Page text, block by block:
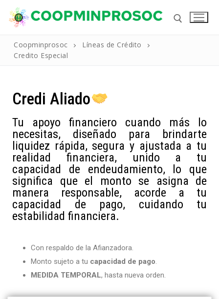
Inicio
La Cooperativa
Reseña Historica
Nuestros Valores
Estatutos y Reglamentos
Productos Y Servicios
Líneas de Crédito
Auxilios Cooperativos
Noticias
Contacto
Coopminprosoc
Líneas de Crédito
Credito Especial
Credi Aliado
Tu apoyo financiero cuando más lo
necesitas, diseñado para brindarte
liquidez rápida, segura y ajustada a tu
realidad financiera, unido a tu
capacidad de endeudamiento, lo que
significa que el monto se asigna de
manera responsable, acorde a tu
capacidad de pago, cuidando tu
estabilidad financiera.
Con respaldo de la Afianzadora.
Monto sujeto a tu capacidad de pago.
MEDIDA TEMPORAL, hasta nueva orden.